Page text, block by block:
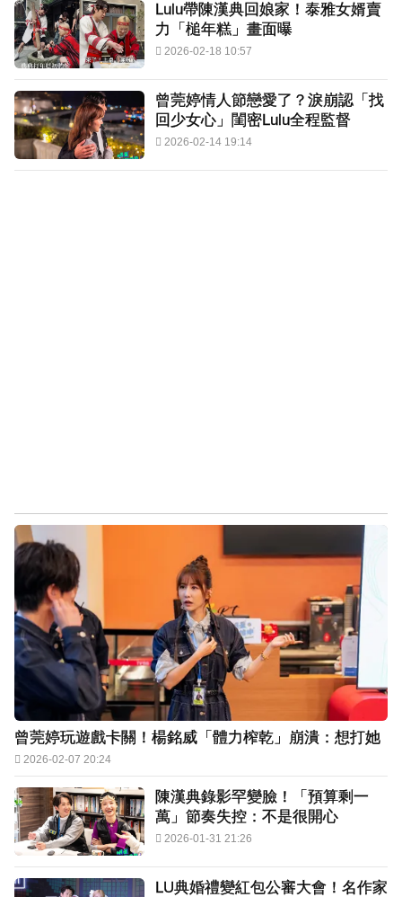
Lulu帶陳漢典回娘家！泰雅女婿賣
力「槌年糕」畫面曝
2026-02-18 10:57
曾莞婷情人節戀愛了？淚崩認「找
回少女心」閨密Lulu全程監督
2026-02-14 19:14
曾莞婷玩遊戲卡關！楊銘威「體力榨乾」崩潰：想打她
2026-02-07 20:24
陳漢典錄影罕變臉！「預算剩一
萬」節奏失控：不是很開心
2026-01-31 21:26
LU典婚禮變紅包公審大會！名作家